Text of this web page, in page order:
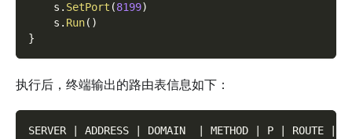
    s
. SetPort (8199)
    s
. Run( )
}
执行后，终端输出的路由表信息如下：
SERVER | ADDRESS | DOMAIN  | METHOD | P |